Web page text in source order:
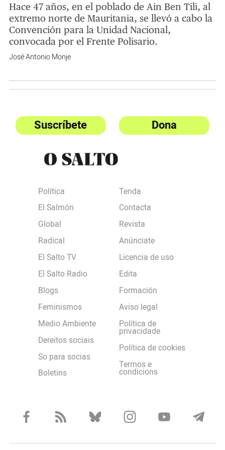
Hace 47 años, en el poblado de Ain Ben Tili, al
extremo norte de Mauritania, se llevó a cabo la
Convención para la Unidad Nacional,
convocada por el Frente Polisario.
José Antonio Monje
Suscríbete Dona
Política
El Salmón
Global
Radical
El Salto TV
El Salto Radio
Blogs
Feminismos
Medio Ambiente
Dereitos sociais
So para socias
Boletins
Tenda
Contacta
Revista
Anúnciate
Licencia de uso
Edita
Formación
Aviso legal
Política de
privacidade
Política de cookies
Termos e
condicions